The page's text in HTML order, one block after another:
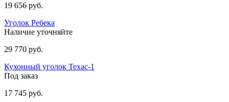
19 656 руб.
Уголок Ребека
Наличие уточняйте
29 770 руб.
Кухонный уголок Техас-1
Под заказ
17 745 руб.